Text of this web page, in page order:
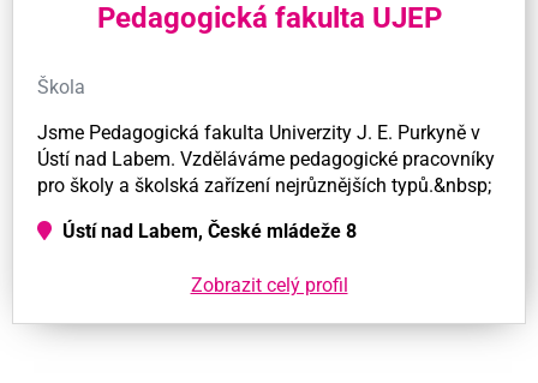
Pedagogická fakulta UJEP
Škola
Jsme Pedagogická fakulta Univerzity J. E. Purkyně v
Ústí nad Labem. Vzděláváme pedagogické pracovníky
pro školy a školská zařízení nejrůznějších typů.&nbsp;
Ústí nad Labem, České mládeže 8
Zobrazit celý profil